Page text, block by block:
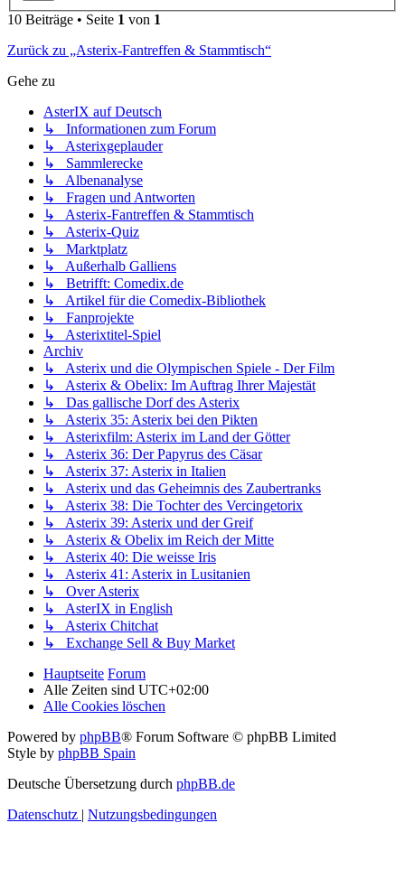
10 Beiträge • Seite 1 von 1
Zurück zu „Asterix-Fantreffen & Stammtisch“
Gehe zu
AsterIX auf Deutsch
↳ Informationen zum Forum
↳ Asterixgeplauder
↳ Sammlerecke
↳ Albenanalyse
↳ Fragen und Antworten
↳ Asterix-Fantreffen & Stammtisch
↳ Asterix-Quiz
↳ Marktplatz
↳ Außerhalb Galliens
↳ Betrifft: Comedix.de
↳ Artikel für die Comedix-Bibliothek
↳ Fanprojekte
↳ Asterixtitel-Spiel
Archiv
↳ Asterix und die Olympischen Spiele - Der Film
↳ Asterix & Obelix: Im Auftrag Ihrer Majestät
↳ Das gallische Dorf des Asterix
↳ Asterix 35: Asterix bei den Pikten
↳ Asterixfilm: Asterix im Land der Götter
↳ Asterix 36: Der Papyrus des Cäsar
↳ Asterix 37: Asterix in Italien
↳ Asterix und das Geheimnis des Zaubertranks
↳ Asterix 38: Die Tochter des Vercingetorix
↳ Asterix 39: Asterix und der Greif
↳ Asterix & Obelix im Reich der Mitte
↳ Asterix 40: Die weisse Iris
↳ Asterix 41: Asterix in Lusitanien
↳ Over Asterix
↳ AsterIX in English
↳ Asterix Chitchat
↳ Exchange Sell & Buy Market
Hauptseite Forum
Alle Zeiten sind UTC+02:00
Alle Cookies löschen
Powered by phpBB® Forum Software © phpBB Limited
Style by phpBB Spain
Deutsche Übersetzung durch phpBB.de
Datenschutz | Nutzungsbedingungen